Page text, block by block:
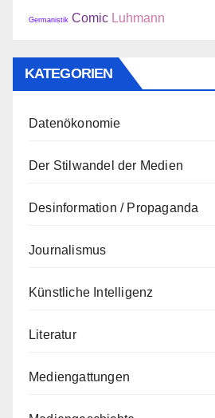
Germanistik Comic Luhmann
KATEGORIEN
Datenökonomie
Der Stilwandel der Medien
Desinformation / Propaganda
Journalismus
Künstliche Intelligenz
Literatur
Mediengattungen